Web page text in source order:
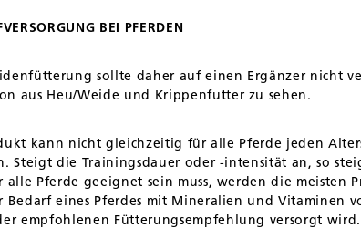
BEI PFERDEN
sollte daher auf einen Ergänzer nicht
aus Heu/Weide und Krippenfutter zu sehen.
kann nicht gleichzeitig für alle Pferde jeden
Steigt die Trainingsdauer oder -intensität an, so
Pferde geeignet sein muss, werden die meisten
eines Pferdes mit Mineralien und Vitaminen
empfohlenen Fütterungsempfehlung versorgt wird.